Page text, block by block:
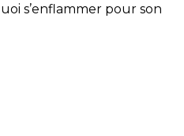
s’enflammer pour son